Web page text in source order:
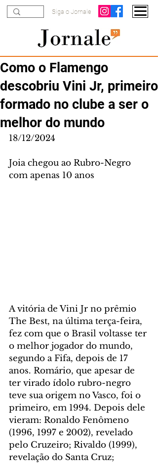
Siga o Jornale
Como o Flamengo
descobriu Vini Jr, primeiro
formado no clube a ser o
melhor do mundo
18/12/2024
Joia chegou ao Rubro-Negro
com apenas 10 anos
A vitória de Vini Jr no prêmio
The Best, na última terça-feira,
fez com que o Brasil voltasse ter
o melhor jogador do mundo,
segundo a Fifa, depois de 17
anos. Romário, que apesar de
ter virado ídolo rubro-negro
teve sua origem no Vasco, foi o
primeiro, em 1994. Depois dele
vieram: Ronaldo Fenômeno
(1996, 1997 e 2002), revelado
pelo Cruzeiro; Rivaldo (1999),
revelação do Santa Cruz;